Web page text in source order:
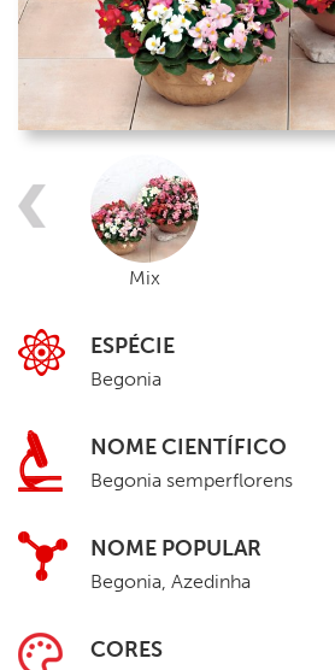
Mix
ESPÉCIE
Begonia
NOME CIENTÍFICO
Begonia semperflorens
NOME POPULAR
Begonia, Azedinha
CORES